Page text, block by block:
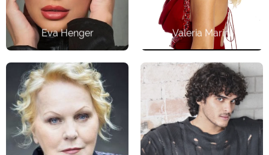
Eva Henger
Attrice
Valeria Marini
Attrice/Cantante